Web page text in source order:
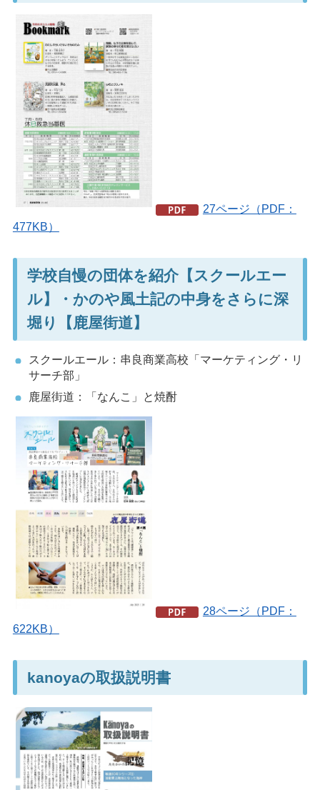
27ページ（PDF：
477KB）
学校自慢の団体を紹介【スクールエー
ル】・かのや風土記の中身をさらに深
堀り【鹿屋街道】
スクールエール：串良商業高校「マーケティング・リ
サーチ部」
鹿屋街道：「なんこ」と焼酎
28ページ（PDF：
622KB）
kanoyaの取扱説明書